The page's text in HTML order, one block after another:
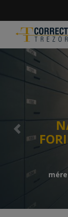
Previous